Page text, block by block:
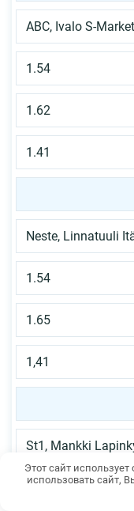
ABC, Ivalo S-
1.54
1.62
1.41
Neste, Linnatuuli
1.54
1.65
1,41
St1, Mankki
1,53
Этот сайт
использовать сайт,